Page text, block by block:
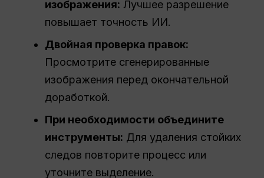
изображения: Лучшее разрешение
повышает точность ИИ.
Двойная проверка правок:
Просмотрите сгенерированные
изображения перед окончательной
доработкой.
При необходимости объедините
инструменты: Для удаления стойких
следов повторите процесс или
уточните выделение.